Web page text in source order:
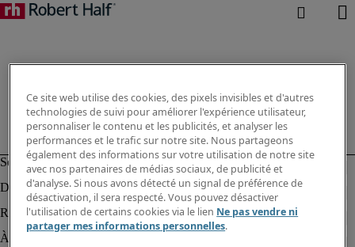
Ce site web utilise des cookies, des pixels invisibles et d'autres
technologies de suivi pour améliorer l'expérience utilisateur,
personnaliser le contenu et les publicités, et analyser les
performances et le trafic sur notre site. Nous partageons
également des informations sur votre utilisation de notre site
avec nos partenaires de médias sociaux, de publicité et
d'analyse. Si nous avons détecté un signal de préférence de
désactivation, il sera respecté. Vous pouvez désactiver
l'utilisation de certains cookies via le lien Ne pas vendre ni
partager mes informations personnelles.